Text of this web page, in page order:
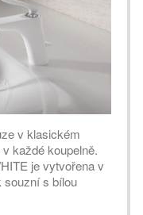
v klasickém
každé koupelně.
je vytvořena v
souzní s bílou